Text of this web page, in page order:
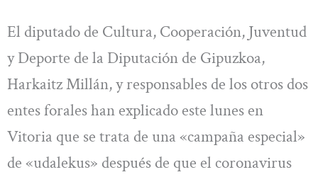
El diputado de Cultura, Cooperación, Juventud
y Deporte de la Diputación de Gipuzkoa,
Harkaitz Millán, y responsables de los otros dos
entes forales han explicado este lunes en
Vitoria que se trata de una «campaña especial»
de «udalekus» después de que el coronavirus